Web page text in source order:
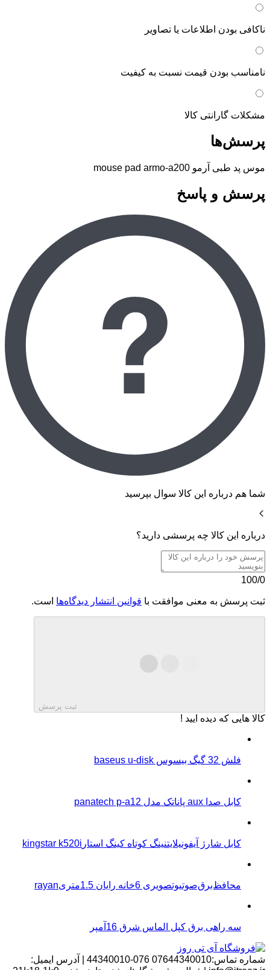
ناکافی بودن اطلاعات یا تصاویر
نامناسب بودن قیمت نسبت به کیفیت
مشکلات گارانتی کالا
پرسش‌ها
موس پد طبی آرمو mouse pad armo-a200
پرسش و پاسخ
شما هم درباره این کالا سوال بپرسید
درباره این کالا چه پرسشی دارید؟
100/0
ثبت پرسش به معنی موافقت با قوانین انتشار دیدگاه‌ها است.
ثبت پرسش
کالا هایی که دیده ایید !
فلش 32 گیگ بیسوس baseus u-disk
کابل صدا aux پاناتک مدل panatech p-a12
کابل شارژ آیفونیلایتنینگ کوتاه کینگ استارkingstar k520i
محافظ‌برق‌صوتیو‌تصویری 6خانه رایان 1.5متریrayan
سه راهی برق کپل الماس شرق 16آمپر
شماره تماس:07644340010 076-44340010
آدرس ایمیل: